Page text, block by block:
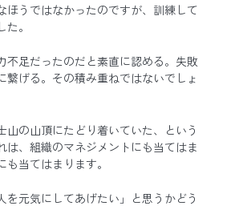
ほうではなかったのですが、訓練して
。
不足だったのだと素直に認める。失敗
繋げる。その積み重ねではないでしょ
山の山頂にたどり着いていた、という
は、組織のマネジメントにも当てはま
当てはまります。
を元気にしてあげたい」と思うかどう